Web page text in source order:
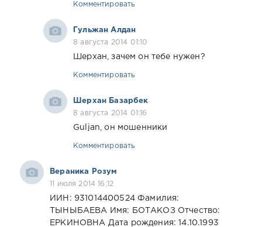
Комментировать
Гульжан Алдан
8 августа 2014 01:10
Шерхан, зачем он тебе нужен?
Комментировать
Шерхан Базарбек
8 августа 2014 01:16
Guljan, он мошенники
Комментировать
Вераника Розум
11 июля 2014 16:12
ИИН: 931014400524 Фамилия:
ТЫНЫБАЕВА Имя: БОТАКОЗ Отчество:
ЕРКИНОВНА Дата рождения: 14.10.1993